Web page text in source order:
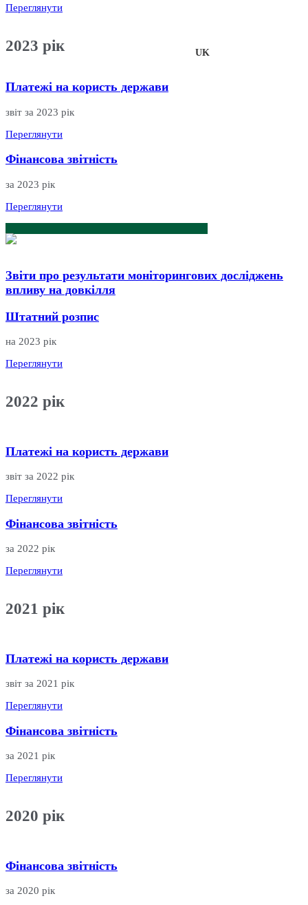
UK
Переглянути
2023 рік
Платежі на користь держави
звіт за 2023 рік
Переглянути
Фінансова звітність
за 2023 рік
Переглянути
Звіти про результати моніторингових досліджень
впливу на довкілля
Штатний розпис
на 2023 рік
Переглянути
2022 рік
Платежі на користь держави
звіт за 2022 рік
Переглянути
Фінансова звітність
за 2022 рік
Переглянути
2021 рік
Платежі на користь держави
звіт за 2021 рік
Переглянути
Фінансова звітність
за 2021 рік
Переглянути
2020 рік
Фінансова звітність
за 2020 рік